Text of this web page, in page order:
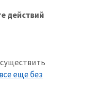
действий
еще без